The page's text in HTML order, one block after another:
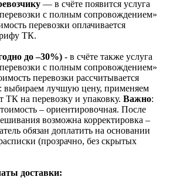
— в счёте появится услуга
с полным сопровождением»
перевозки оплачивается
ТК.
до –30%) - в счёте также услуга
с полным сопровождением»
перевозки рассчитывается
выбираем лучшую цену, применяем
ТК на перевозку и упаковку. Важно:
– ориентировочная. После
возможна корректировка –
обязан доплатить на основании
(прозрачно, без скрытых
доставки: